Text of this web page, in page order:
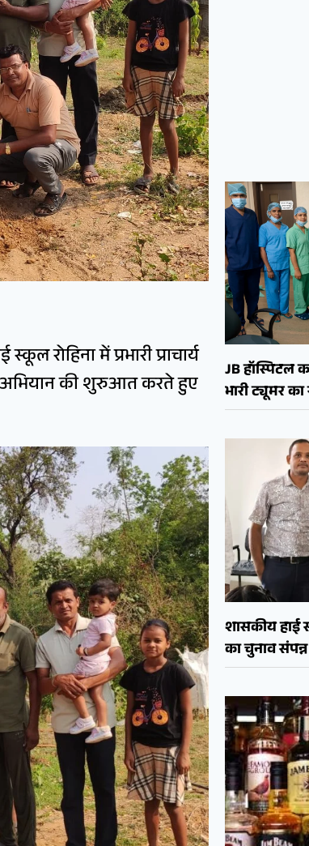
रोहिना में प्रभारी प्राचार्य
अभियान की शुरुआत करते हुए
JB हॉस्पिटल
भारी ट्यूमर
शासकीय हाई
का चुनाव संपन्न